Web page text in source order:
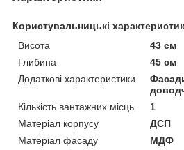
Користувальницькі
Висота
43 см
Глибина
45 см
Додаткові характеристики
Кількість вантажних місць
1
Матеріал корпусу
ДСП
Матеріал фасаду
МДФ